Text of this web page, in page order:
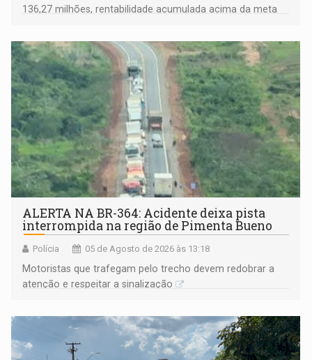
136,27 milhões, rentabilidade acumulada acima da meta
ALERTA NA BR-364: Acidente deixa pista
interrompida na região de Pimenta Bueno
Polícia 05 de Agosto de 2026 às 13:18
​Motoristas que trafegam pelo trecho devem redobrar a
atenção e respeitar a sinalização